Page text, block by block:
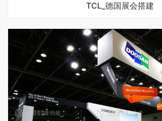
TCL_德国展会搭建